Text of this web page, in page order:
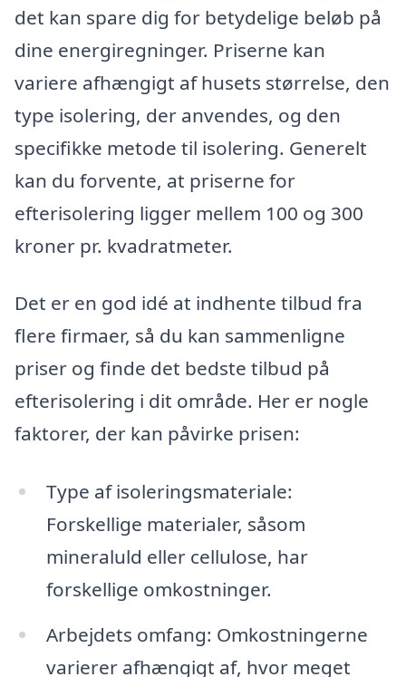
det kan spare dig for betydelige beløb på
dine energiregninger. Priserne kan
variere afhængigt af husets størrelse, den
type isolering, der anvendes, og den
specifikke metode til isolering. Generelt
kan du forvente, at priserne for
efterisolering ligger mellem 100 og 300
kroner pr. kvadratmeter.
Det er en god idé at indhente tilbud fra
flere firmaer, så du kan sammenligne
priser og finde det bedste tilbud på
efterisolering i dit område. Her er nogle
faktorer, der kan påvirke prisen:
Type af isoleringsmateriale:
Forskellige materialer, såsom
mineraluld eller cellulose, har
forskellige omkostninger.
Arbejdets omfang: Omkostningerne
varierer afhængigt af, hvor meget